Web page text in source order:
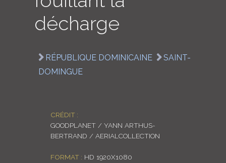
décharge
RÉPUBLIQUE DOMINICAINE
SAINT-
DOMINGUE
CRÉDIT :
GOODPLANET / YANN ARTHUS-
BERTRAND / AERIALCOLLECTION
FORMAT : HD 1920X1080